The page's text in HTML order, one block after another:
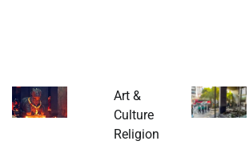
Art &
Culture
Religion